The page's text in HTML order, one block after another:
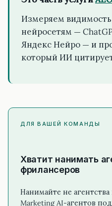
Измеряем
нейросетям —
Яндекс Нейро — и
который ИИ
ДЛЯ ВАШЕЙ КОМАНДЫ
Хватит нанимать
фрилансеров
Нанимайте не
Marketing AI-агентов